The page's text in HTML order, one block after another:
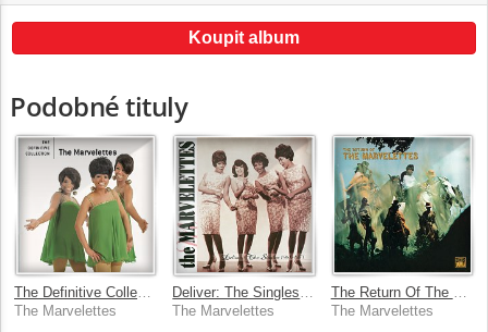
Koupit album
Podobné tituly
The Marvelettes
The Marvelettes
The Marvelettes